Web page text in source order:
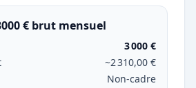
€ brut mensuel
3 000 €
~2 310,00 €
Non-cadre